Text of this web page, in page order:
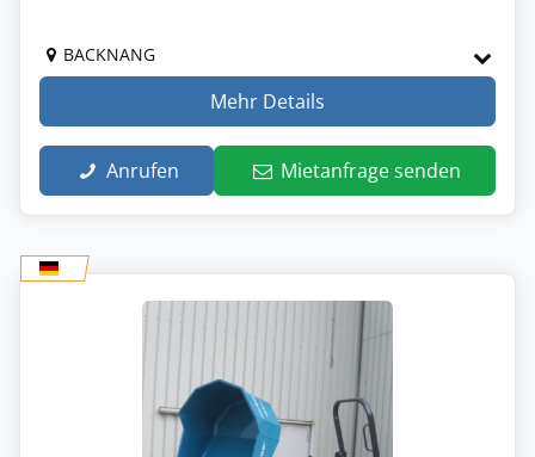
BACKNANG
Mehr Details
Anrufen Mietanfrage senden